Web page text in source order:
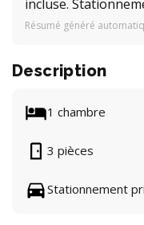
incluse.
Résumé généré
Description
1 chambre
3 pièces
Stationnement